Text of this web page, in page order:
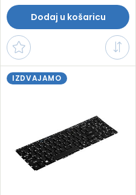
Dodaj u košaricu
IZDVAJAMO